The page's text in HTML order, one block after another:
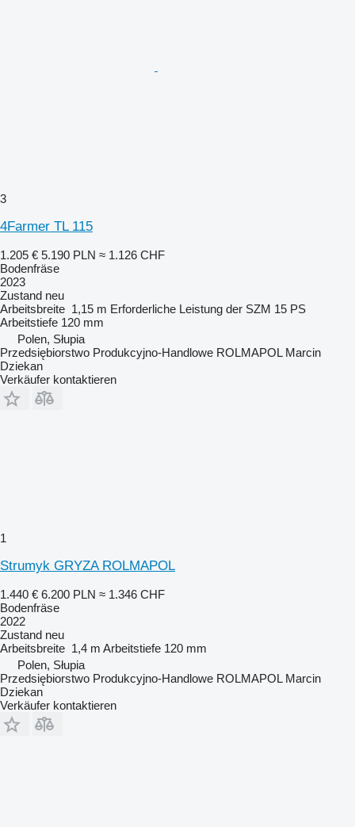
3
4Farmer TL 115
1.205 € 5.190 PLN ≈ 1.126 CHF
Bodenfräse
2023
Zustand neu
Arbeitsbreite 1,15 m Erforderliche Leistung der SZM 15 PS
Arbeitstiefe 120 mm
Polen, Słupia
Przedsiębiorstwo Produkcyjno-Handlowe ROLMAPOL Marcin
Dziekan
Verkäufer kontaktieren
1
Strumyk GRYZA ROLMAPOL
1.440 € 6.200 PLN ≈ 1.346 CHF
Bodenfräse
2022
Zustand neu
Arbeitsbreite 1,4 m Arbeitstiefe 120 mm
Polen, Słupia
Przedsiębiorstwo Produkcyjno-Handlowe ROLMAPOL Marcin
Dziekan
Verkäufer kontaktieren